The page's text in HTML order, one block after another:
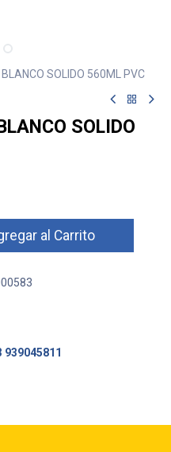
SOLIDO 560ML PVC
SOLIDO
al Carrito
939045811